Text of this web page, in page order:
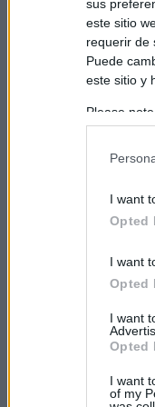
sus
este sitio
requerir de
Puede
este sitio y
Please
information
in below
I want
Opted
I want
Opted
I want
Opted
I want
of my